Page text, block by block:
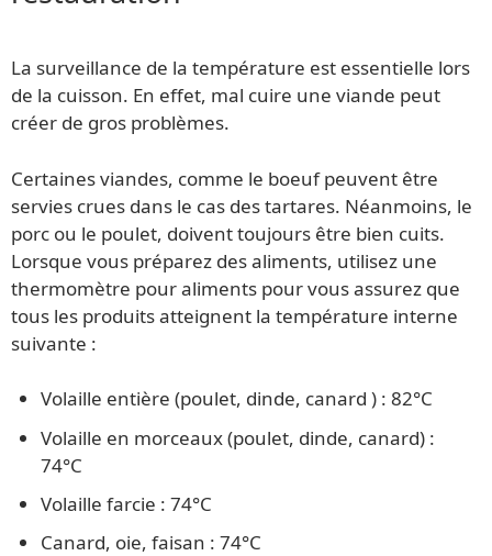
La surveillance de la température est essentielle lors
de la cuisson. En effet, mal cuire une viande peut
créer de gros problèmes.
Certaines viandes, comme le boeuf peuvent être
servies crues dans le cas des tartares. Néanmoins, le
porc ou le poulet, doivent toujours être bien cuits.
Lorsque vous préparez des aliments, utilisez une
thermomètre pour aliments pour vous assurez que
tous les produits atteignent la température interne
suivante :
Volaille entière (poulet, dinde, canard ) : 82°C
Volaille en morceaux (poulet, dinde, canard) :
74°C
Volaille farcie : 74°C
Canard, oie, faisan : 74°C